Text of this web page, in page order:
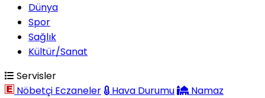
Dünya
Spor
Sağlık
Kültür/Sanat
Servisler
Nöbetçi Eczaneler
Hava Durumu
Namaz